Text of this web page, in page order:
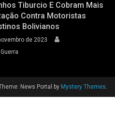
Tiburcio E Cobram Mais
Contra Motoristas
Bolivianos
de 2023
News Portal by Mystery Themes.